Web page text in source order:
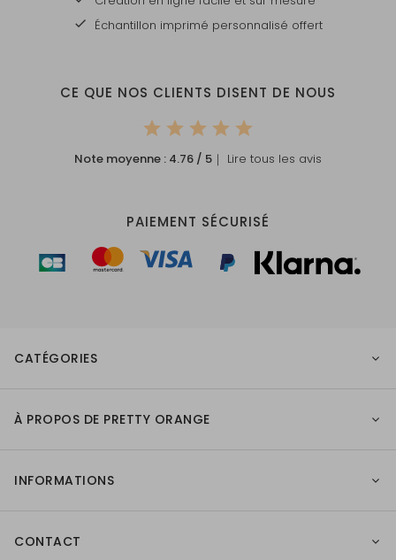
Échantillon imprimé personnalisé offert
CE QUE NOS CLIENTS DISENT DE NOUS
Note moyenne : 4.76 / 5 ｜ Lire tous les avis
PAIEMENT SÉCURISÉ
CATÉGORIES
À PROPOS DE PRETTY ORANGE
INFORMATIONS
CONTACT